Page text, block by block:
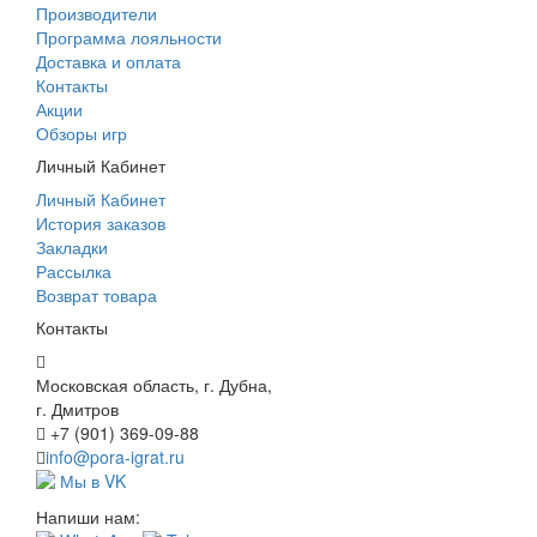
Производители
Программа лояльности
Доставка и оплата
Контакты
Акции
Обзоры игр
Личный Кабинет
Личный Кабинет
История заказов
Закладки
Рассылка
Возврат товара
Контакты
Московская область, г. Дубна,
г. Дмитров
+7 (901) 369-09-88
info@pora-igrat.ru
Мы в VK
Напиши нам: